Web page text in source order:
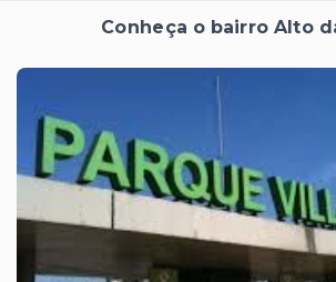
Conheça o bairro Alto